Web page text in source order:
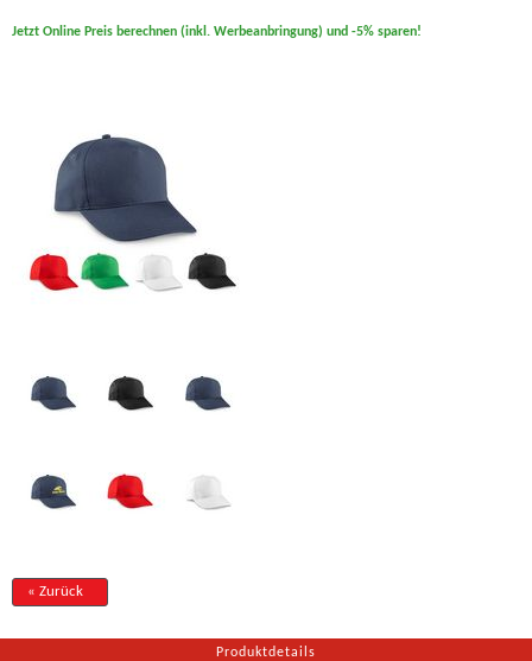
Jetzt Online Preis berechnen (inkl. Werbeanbringung) und -5% sparen!
« Zurück
Produktdetails